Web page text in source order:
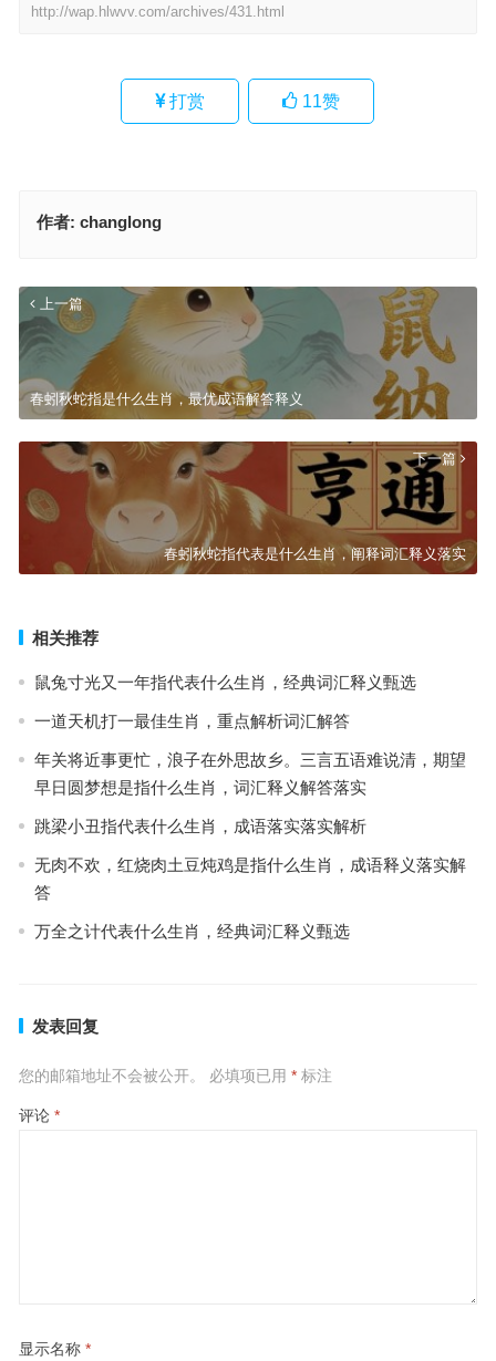
http://wap.hlwvv.com/archives/431.html
打赏 11赞
作者: changlong
上一篇
春蚓秋蛇指是什么生肖，最优成语解答释义
下一篇
春蚓秋蛇指代表是什么生肖，阐释词汇释义落实
相关推荐
鼠兔寸光又一年指代表什么生肖，经典词汇释义甄选
一道天机打一最佳生肖，重点解析词汇解答
年关将近事更忙，浪子在外思故乡。三言五语难说清，期望
早日圆梦想是指什么生肖，词汇释义解答落实
跳梁小丑指代表什么生肖，成语落实落实解析
无肉不欢，红烧肉土豆炖鸡是指什么生肖，成语释义落实解
答
万全之计代表什么生肖，经典词汇释义甄选
发表回复
您的邮箱地址不会被公开。 必填项已用 *标注
评论 *
显示名称 *